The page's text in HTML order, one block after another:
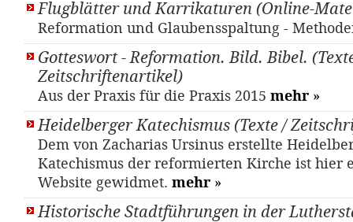
Flugblätter und Karrikaturen (Online-
Reformation und Glaubensspaltung -
Gotteswort - Reformation. Bild. Bibel.
Zeitschriftenartikel)
Aus der Praxis für die Praxis 2015 mehr »
Heidelberger Katechismus (Texte /
Dem von Zacharias Ursinus erstellte
Katechismus der reformierten Kirche ist hier
Website gewidmet. mehr »
Historische Stadtführungen in der